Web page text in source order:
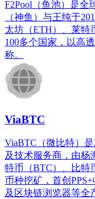
F2Pool（鱼池）是全
（神鱼）与王纯于
太坊（ETH）、莱特
100多个国家，以高
称。
ViaBTC
ViaBTC（微比特）
及技术服务商，由杨
特币（BTC）、比特
币种挖矿，首创
及区块链浏览器等全